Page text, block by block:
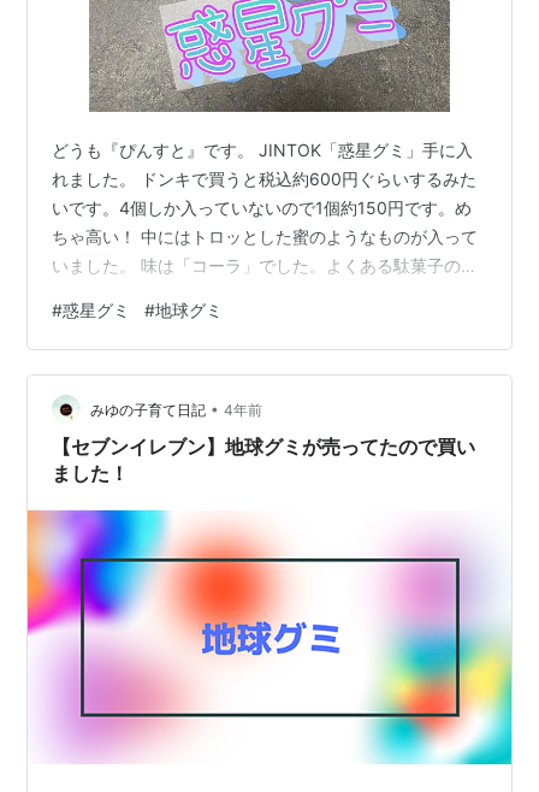
どうも『ぴんすと』です。 JINTOK「惑星グミ」手に入
れました。 ドンキで買うと税込約600円ぐらいするみた
いです。4個しか入っていないので1個約150円です。め
ちゃ高い！ 中にはトロッとした蜜のようなものが入って
いました。 味は「コーラ」でした。よくある駄菓子の安
です。 ただ見た目のケースがカラフルで珍しいというだ
けで、間違いなく1個150円の価値はありません。 では、
今回はこれで終わりにしたいと思います。ありがとうご
ざいました。 「味は子供的にも不評」
#惑星グミ #地球グミ
みゆの子育て日記 • 4年前
【セブンイレブン】地球グミが売ってたので買い
ました！